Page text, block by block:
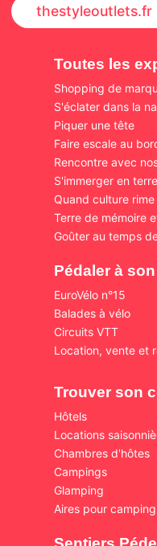
thestyleoutlets.fr
Toutes les
Shopping de
S'éclater dans la
Piquer une tête
Faire escale au
Rencontre avec
S'immerger en
Quand culture
Terre de mémoire
Goûter au temps
Pédaler à
EuroVélo n°15
Balades à vélo
Circuits VTT
Location, vente et
Trouver son
Hôtels
Locations
Chambres d'hôtes
Campings
Glamping
Aires pour